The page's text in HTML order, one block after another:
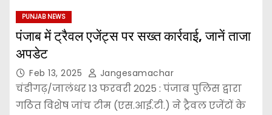
PUNJAB NEWS
पंजाब में ट्रैवल एजेंट्स पर सख्त कार्रवाई, जानें ताजा
अपडेट
Feb 13, 2025 Jangesamachar
चंडीगढ़/जालंधर 13 फरवरी 2025 : पंजाब पुलिस द्वारा
गठित विशेष जांच टीम (एस.आई.टी.) ने ट्रैवल एजेंटों के